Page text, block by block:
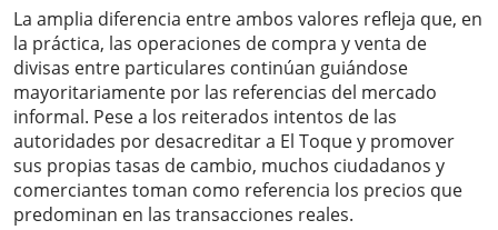
La amplia diferencia entre ambos valores refleja que, en
la práctica, las operaciones de compra y venta de
divisas entre particulares continúan guiándose
mayoritariamente por las referencias del mercado
informal. Pese a los reiterados intentos de las
autoridades por desacreditar a El Toque y promover
sus propias tasas de cambio, muchos ciudadanos y
comerciantes toman como referencia los precios que
predominan en las transacciones reales.